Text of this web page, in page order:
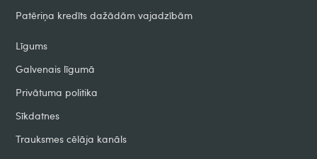
Patēriņa kredīts dažādām vajadzībām
Līgums
Galvenais līgumā
Privātuma politika
Sīkdatnes
Trauksmes cēlāja kanāls